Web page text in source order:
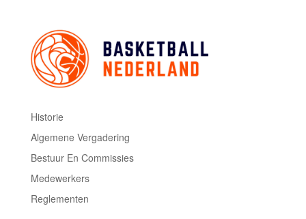
Historie
Algemene Vergadering
Bestuur En Commissies
Medewerkers
Reglementen